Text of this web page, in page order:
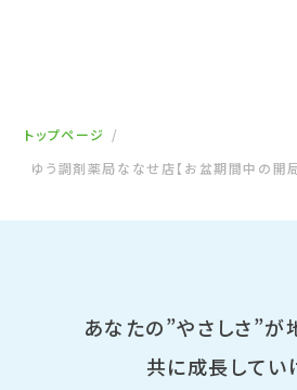
トップページ
ゆう調剤薬局ななせ店【お盆期間中の開
あなたの”やさしさ”が
共に成長してい